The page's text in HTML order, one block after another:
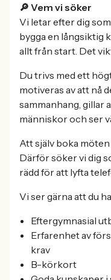
🔎 Vem vi söker
Vi letar efter dig
bygga en långsiktig
allt från start. Det
Du trivs med ett
motiveras av att nå
sammanhang, gillar
människor och ser
Att själv boka
Därför söker vi dig
rädd för att lyfta
Vi ser gärna att du
Eftergymnasial
Erfarenhet av
krav
B-körkort